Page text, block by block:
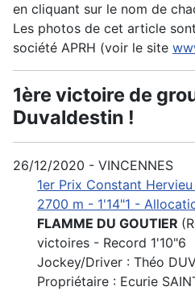
en cliquant sur le nom de
Les photos de cet article
société APRH (voir le site
1ère victoire de
Duvaldestin !
26/12/2020 - VINCENNES
1er Prix Constant
2700 m - 1'14"1 -
FLAMME DU GOUTIER
victoires - Record 1'10"6
Jockey/Driver : Théo
Propriétaire : Ecurie